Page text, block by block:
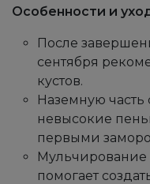
Особенности и
После
сентября
кустов.
Наземную часть
невысокие
первыми
помогает